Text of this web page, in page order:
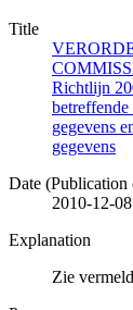
Title
Richtlijn
gegevens
gegevens
Date (Publication
2010-12-08
Explanation
Zie